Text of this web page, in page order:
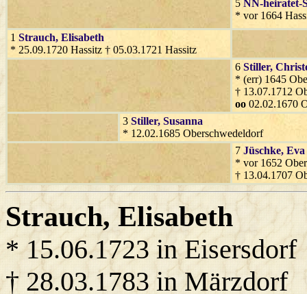
5 NN-heiratet-
* vor 1664
1 Strauch, Elisabeth
* 25.09.1720 Hassitz † 05.03.1721 Hassitz
6 Stiller,
* (err) 1645
† 13.07.1712
oo 02.02.1670
3 Stiller, Susanna
* 12.02.1685 Oberschwedeldorf
7 Jüschke, Eva
* vor 1652
† 13.04.1707
Strauch, Elisabeth
* 15.06.1723 in Eisersdorf
† 28.03.1783 in Märzdorf